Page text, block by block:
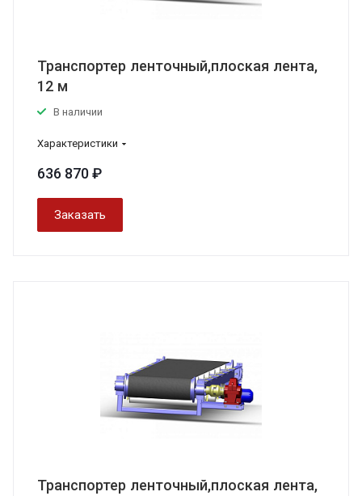
Транспортер ленточный,плоская лента,
12 м
В наличии
Характеристики
636 870 ₽
Заказать
Транспортер ленточный,плоская лента,